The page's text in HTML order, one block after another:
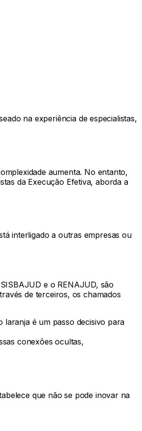
na experiência de especialistas,
aumenta. No entanto,
da Execução Efetiva, aborda a
interligado a outras empresas ou
e o RENAJUD, são
de terceiros, os chamados
é um passo decisivo para
conexões ocultas,
que não se pode inovar na